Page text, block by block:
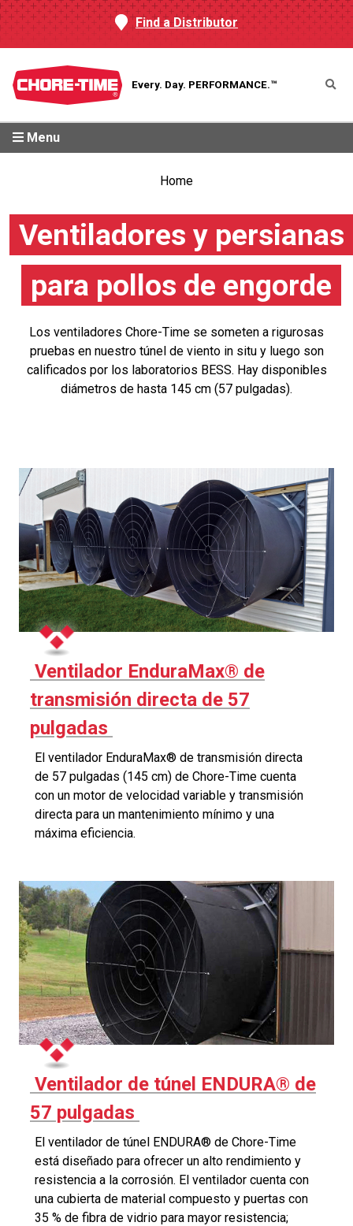
Find a Distributor
Every. Day. PERFORMANCE.™
Menu
Home
Ventiladores y persianas
para pollos de engorde
Los ventiladores Chore-Time se someten a rigurosas
pruebas en nuestro túnel de viento in situ y luego son
calificados por los laboratorios BESS. Hay disponibles
diámetros de hasta 145 cm (57 pulgadas).
Ventilador EnduraMax® de
transmisión directa de 57
pulgadas
El ventilador EnduraMax® de transmisión directa
de 57 pulgadas (145 cm) de Chore-Time cuenta
con un motor de velocidad variable y transmisión
directa para un mantenimiento mínimo y una
máxima eficiencia.
Ventilador de túnel ENDURA® de
57 pulgadas
El ventilador de túnel ENDURA® de Chore-Time
está diseñado para ofrecer un alto rendimiento y
resistencia a la corrosión. El ventilador cuenta con
una cubierta de material compuesto y puertas con
35 % de fibra de vidrio para mayor resistencia;